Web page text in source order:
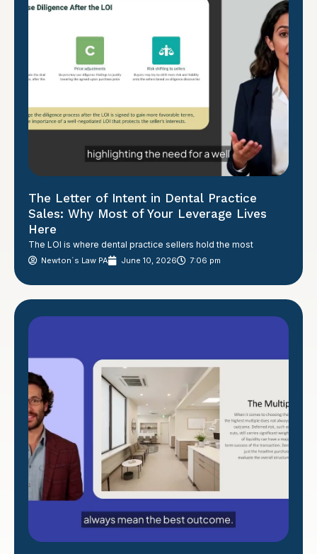
The Letter of Intent in Dental Practice
Sales: Why Most of Your Leverage Lives
Here
The LOI is where dental practice sellers hold the most
Newton´s Law PA June 10, 2026 7:06 pm